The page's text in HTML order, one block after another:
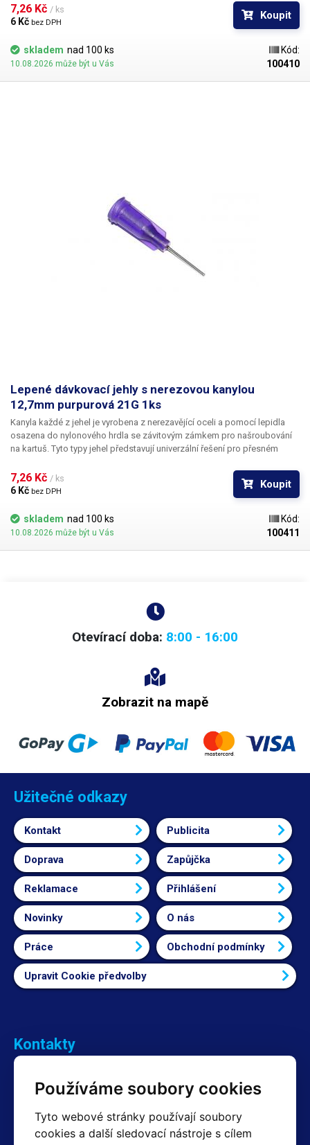
Používáme soubory cookies
Tyto webové stránky používají soubory
cookies a další sledovací nástroje s cílem
silikony, epoxidy, lepidla... Každá z jehel je vybavena dvojitým závitem a
zámkovým systémem ke spolehlivému a rychlému uchycení
7,26 Kč / ks
6 Kč bez DPH
Koupit
skladem nad 100 ks
10.08.2026 může být u Vás
Kód:
100410
Lepené dávkovací jehly s nerezovou kanylou
12,7mm purpurová 21G 1ks
Kanyla každé z jehel je vyrobena z nerezavějící oceli a pomocí lepidla
osazena do nylonového hrdla se závitovým zámkem pro našroubování
na kartuš. Tyto typy jehel představují univerzální řešení pro přesném
silikony, epoxidy, lepidla... Každá z jehel je vybavena dvojitým závitem a
zámkovým systémem ke spolehlivému a rychlému uchycení
7,26 Kč / ks
6 Kč bez DPH
Koupit
skladem nad 100 ks
10.08.2026 může být u Vás
Kód:
100411
Otevírací doba: 8:00 - 16:00
Zobrazit na mapě
Užitečné odkazy
Kontakt Publicita
Doprava Zapůjčka
Reklamace Přihlášení
Novinky O nás
Práce Obchodní podmínky
Upravit Cookie předvolby
Kontakty
+420 603 357 606 +420 605 234 204
Fakturační a expediční oddělení